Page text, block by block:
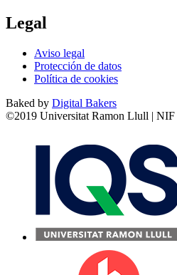
Legal
Aviso legal
Protección de datos
Política de cookies
Baked by Digital Bakers
©2019 Universitat Ramon Llull | NIF